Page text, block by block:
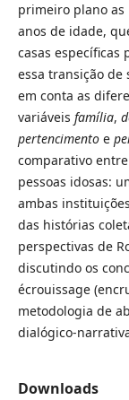
primeiro plano as
anos de idade,
casas específicas
essa transição de
em conta as
variáveis família,
pertencimentoe
comparativo
pessoas idosas:
ambas
das histórias
perspectivas de
discutindo os
écrouissage
metodologia de
dialógico-
Downloads